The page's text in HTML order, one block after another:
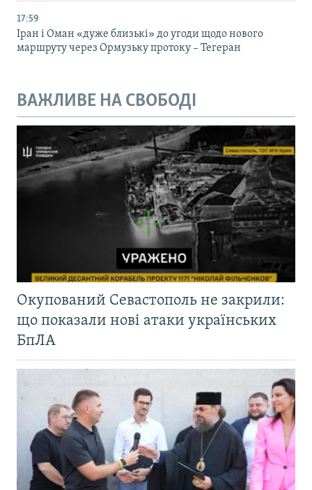
17:59
Іран і Оман «дуже близькі» до угоди щодо нового
маршруту через Ормузьку протоку – Тегеран
ВАЖЛИВЕ НА СВОБОДІ
Окупований Севастополь не закрили:
що показали нові атаки українських
БпЛА